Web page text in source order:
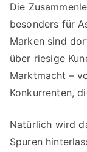
Die
besonders für
Marken sind
über riesige
Marktmacht –
Konkurrenten,
Natürlich wird
Spuren